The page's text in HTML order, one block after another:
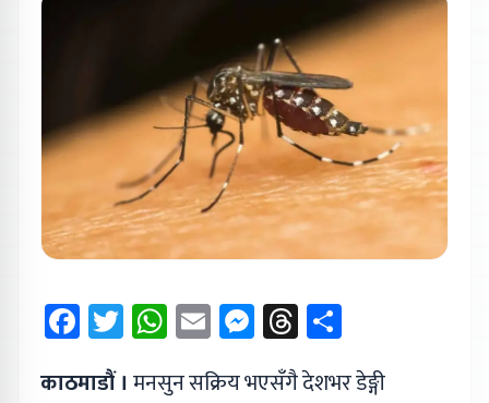
Facebook
Twitter
WhatsApp
EmailMessenger
Threads
काठमाडौं । मनसुन सक्रिय भएसँगै देशभर डेङ्गी